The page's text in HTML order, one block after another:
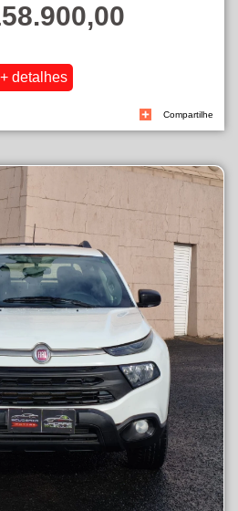
Compartilhe